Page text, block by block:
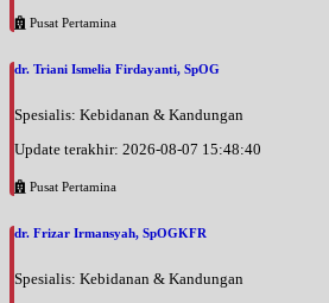
Pusat Pertamina
dr. Triani Ismelia Firdayanti, SpOG
Spesialis: Kebidanan & Kandungan
Update terakhir: 2026-08-07 15:48:40
Pusat Pertamina
dr. Frizar Irmansyah, SpOGKFR
Spesialis: Kebidanan & Kandungan